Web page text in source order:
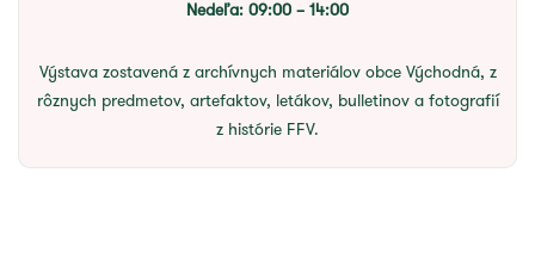
Nedeľa: 09:00 – 14:00
Výstava zostavená z archívnych materiálov obce Východná, z
rôznych predmetov, artefaktov, letákov, bulletinov a fotografií
z histórie FFV.